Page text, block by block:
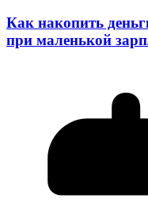
Как накопить
при маленькой